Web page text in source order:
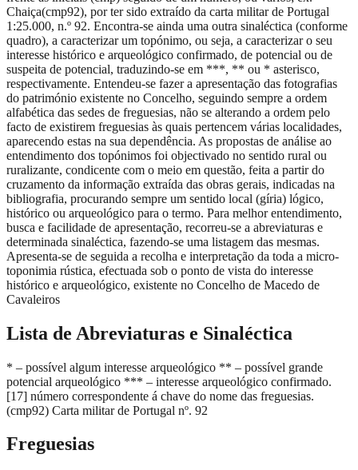
Chaiça(cmp92), por ter sido extraído da carta militar de Portugal
1:25.000, n.º 92. Encontra-se ainda uma outra sinaléctica (conforme
quadro), a caracterizar um topónimo, ou seja, a caracterizar o seu
interesse histórico e arqueológico confirmado, de potencial ou de
suspeita de potencial, traduzindo-se em ***, ** ou * asterisco,
respectivamente. Entendeu-se fazer a apresentação das fotografias
do património existente no Concelho, seguindo sempre a ordem
alfabética das sedes de freguesias, não se alterando a ordem pelo
facto de existirem freguesias às quais pertencem várias localidades,
aparecendo estas na sua dependência. As propostas de análise ao
entendimento dos topónimos foi objectivado no sentido rural ou
ruralizante, condicente com o meio em questão, feita a partir do
cruzamento da informação extraída das obras gerais, indicadas na
bibliografia, procurando sempre um sentido local (gíria) lógico,
histórico ou arqueológico para o termo. Para melhor entendimento,
busca e facilidade de apresentação, recorreu-se a abreviaturas e
determinada sinaléctica, fazendo-se uma listagem das mesmas.
Apresenta-se de seguida a recolha e interpretação da toda a micro-
toponimia rústica, efectuada sob o ponto de vista do interesse
histórico e arqueológico, existente no Concelho de Macedo de
Cavaleiros
Lista de Abreviaturas e Sinaléctica
* – possível algum interesse arqueológico ** – possível grande
potencial arqueológico *** – interesse arqueológico confirmado.
[17] número correspondente á chave do nome das freguesias.
(cmp92) Carta militar de Portugal nº. 92
Freguesias